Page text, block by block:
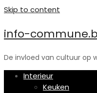
Skip to content
info-
De invloed van cultuur op
Interieur
Keuken